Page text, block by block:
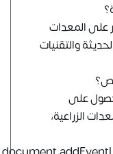
على المعدات
والتقنيات
على
الزراعية،